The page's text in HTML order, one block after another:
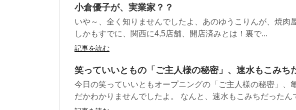
小倉優子が、実業家？？
いや～、全く知りませんでしたよ、あのゆうこりんが、焼肉
しかもすでに、関西に4,5店舗、開店済みとは！裏で...
記事を読む
笑っていいともの「ご主人様の秘密」、速水もこみち
今日の笑っていいともオープニングの「ご主人様の秘密」、
だかわかりませんでしたよ。 なんと、速水もこみちだったん